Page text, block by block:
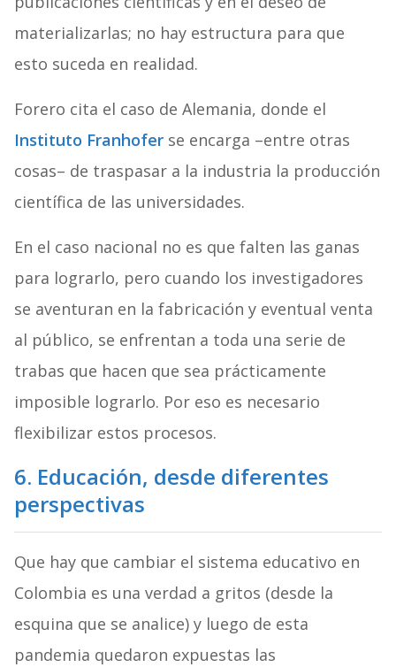
materializarlas; no hay estructura para que
esto suceda en realidad.
Forero cita el caso de Alemania, donde el
Instituto Franhofer se encarga –entre otras
cosas– de traspasar a la industria la producción
científica de las universidades.
En el caso nacional no es que falten las ganas
para lograrlo, pero cuando los investigadores
se aventuran en la fabricación y eventual venta
al público, se enfrentan a toda una serie de
trabas que hacen que sea prácticamente
imposible lograrlo. Por eso es necesario
flexibilizar estos procesos.
6. Educación, desde diferentes
perspectivas
Que hay que cambiar el sistema educativo en
Colombia es una verdad a gritos (desde la
esquina que se analice) y luego de esta
pandemia quedaron expuestas las